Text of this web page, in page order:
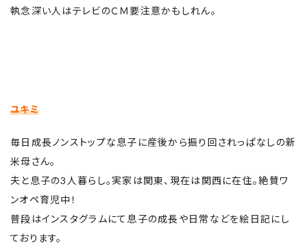
執念深い人はテレビのＣＭ要注意かもしれん。
ユキミ
毎日成長ノンストップな息子に産後から振り回されっぱなしの新
米母さん。
夫と息子の3人暮らし。実家は関東、現在は関西に在住。絶賛ワ
ンオペ育児中！
普段はインスタグラムにて息子の成長や日常などを絵日記にし
ております。